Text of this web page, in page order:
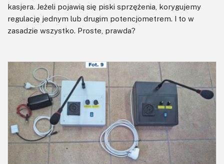
kasjera. Jeżeli pojawią się piski sprzężenia, korygujemy
regulację jednym lub drugim potencjometrem. I to w
zasadzie wszystko. Proste, prawda?